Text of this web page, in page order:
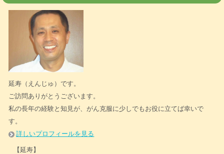
延寿（えんじゅ）です。
ご訪問ありがとうございます。
私の長年の経験と知見が、がん克服に少しでもお役に立てば幸いで
す。
詳しいプロフィールを見る
【延寿】